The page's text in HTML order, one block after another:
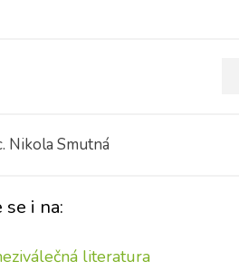
Nikola Smutná
se i na:
literatura